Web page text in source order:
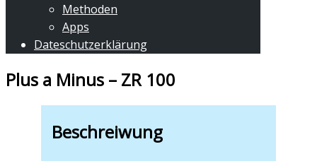
Methoden
Apps
Dateschutzerklärung
Plus a Minus – ZR 100
Beschreiwung